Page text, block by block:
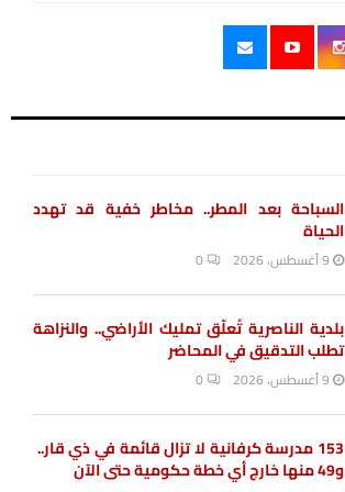
السباحة بعد المطر.. مخاطر خفية قد تهدد
الحياة
9 أغسطس، 2026 0
بلدية الناصرية تُعلّق تمليك الأراضي.. والنزاهة
تطلب التدقيق في المحاضر
9 أغسطس، 2026 0
153 مدرسة كرفانية لا تزال قائمة في ذي قار..
و49 منها خارج أي خطة حكومية حتى الآن